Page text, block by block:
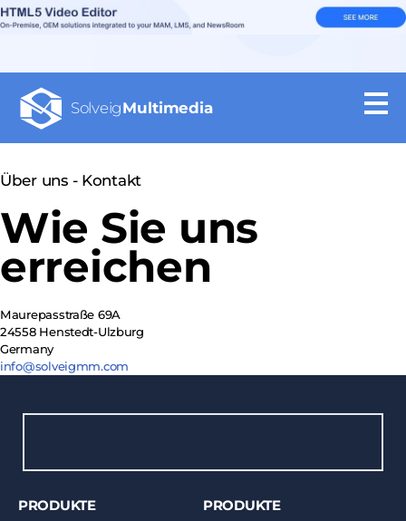
SolveigMultimedia
Über uns - Kontakt
Wie Sie uns
erreichen
Maurepasstraße 69A
24558 Henstedt-Ulzburg
Germany
info@solveigmm.com
PRODUKTE
PRODUKTE